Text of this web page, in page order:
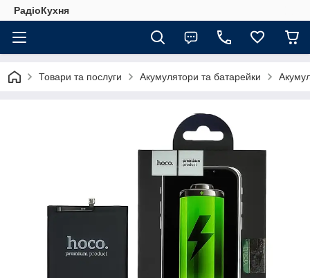
РадіоКухня
Товари та послуги Акумулятори та батарейки